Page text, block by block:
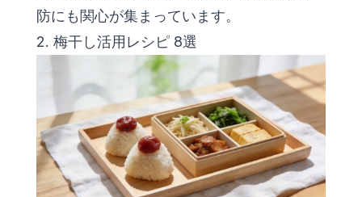
防にも関心が集まっています。
2. 梅干し活用レシピ 8選